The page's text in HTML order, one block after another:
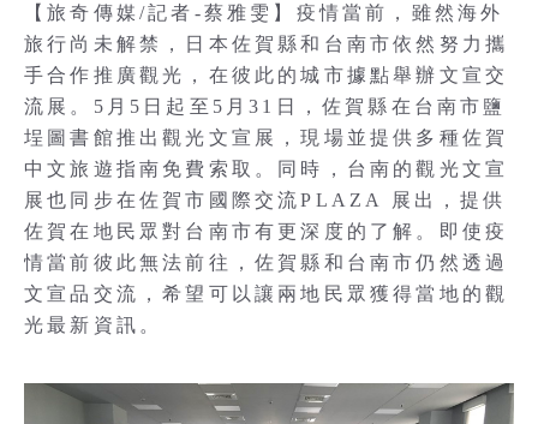
【旅奇傳媒/記者-蔡雅雯】疫情當前，雖然海外
旅行尚未解禁，日本佐賀縣和台南市依然努力攜
手合作推廣觀光，在彼此的城市據點舉辦文宣交
流展。5月5日起至5月31日，佐賀縣在台南市鹽
埕圖書館推出觀光文宣展，現場並提供多種佐賀
中文旅遊指南免費索取。同時，台南的觀光文宣
展也同步在佐賀市國際交流PLAZA 展出，提供
佐賀在地民眾對台南市有更深度的了解。即使疫
情當前彼此無法前往，佐賀縣和台南市仍然透過
文宣品交流，希望可以讓兩地民眾獲得當地的觀
光最新資訊。